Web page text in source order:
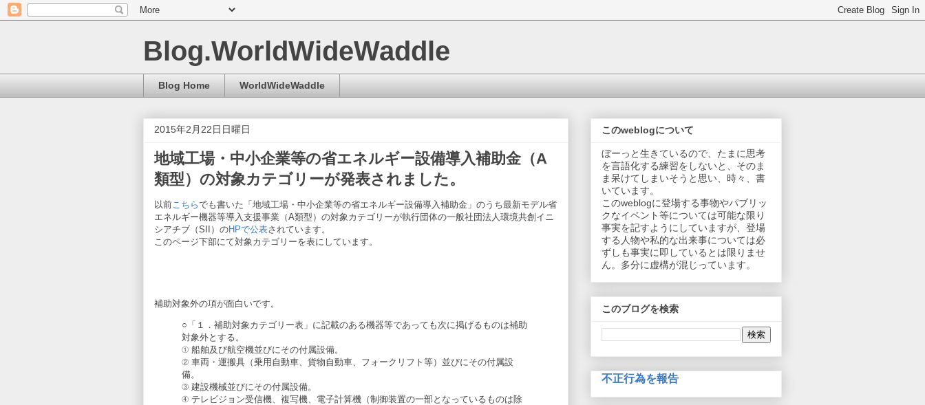
Blog.WorldWideWaddle
Blog Home WorldWideWaddle
2015年2月22日日曜日
地域工場・中小企業等の省エネルギー設備導入補助金（A
類型）の対象カテゴリーが発表されました。
以前 こちらでも書いた「地域工場・中小企業等の省エネルギー設備導入補助金」のうち最新モデル省
エネルギー機器等導入支援事業（A類型）の対象カテゴリーが執行団体の一般社団法人環境共創イニ
シアチブ（SII）のHPで公表されています。
このページ下部にて対象カテゴリーを表にしています。
補助対象外の項が面白いです。
○「１．補助対象カテゴリー表」に記載のある機器等であっても次に掲げるものは補助
対象外とする。
① 船舶及び航空機並びにその付属設備。
② 車両・運搬具（乗用自動車、貨物自動車、フォークリフト等）並びにその付属設
備。
③ 建設機械並びにその付属設備。
④ テレビジョン受信機、複写機、電子計算機（制御装置の一部となっているものは除
このweblogについて
ぼーっと生きているので、たまに思考
を言語化する練習をしないと、そのま
ま呆けてしまいそうと思い、時々、書
いています。
このweblogに登場する事物やパブリッ
クなイベント等については可能な限り
事実を記すようにしていますが、登場
する人物や私的な出来事については必
ずしも事実に即しているとは限りませ
ん。多分に虚構が混じっています。
このブログを検索
不正行為を報告